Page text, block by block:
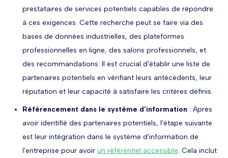
prestataires de services potentiels capables de répondre
à ces exigences. Cette recherche peut se faire via des
bases de données industrielles, des plateformes
professionnelles en ligne, des salons professionnels, et
des recommandations. Il est crucial d'établir une liste de
partenaires potentiels en vérifiant leurs antécédents, leur
réputation et leur capacité à satisfaire les critères définis.
Référencement dans le système d'information : Après
avoir identifié des partenaires potentiels, l'étape suivante
est leur intégration dans le système d'information de
l'entreprise pour avoir un référentiel accessible. Cela inclut